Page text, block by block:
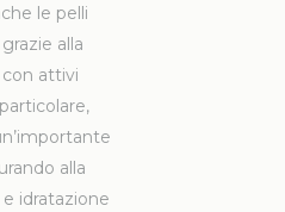
le pelli
alla
attivi
alla
idratazione